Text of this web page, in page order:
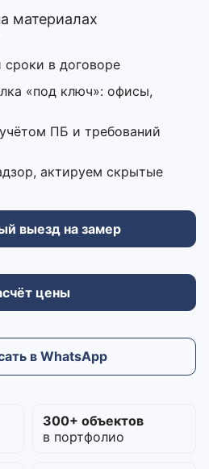
материалах
в договоре
«под ключ»: офисы,
ПБ и требований
актируем скрытые
выезд на замер
цены
в WhatsApp
300+ объектов
в портфолио